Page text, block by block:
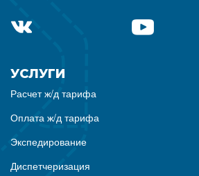
УСЛУГИ
Расчет ж/д тарифа
Оплата ж/д тарифа
Экспедирование
Диспетчеризация